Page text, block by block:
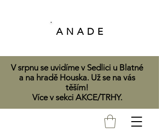
V srpnu se uvidíme v Sedlici u Blatné
a na hradě Houska. Už se na vás
těším!
Více v sekci AKCE/TRHY.
A N A D E